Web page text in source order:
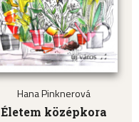
Hana Pinknerová
Életem középkora